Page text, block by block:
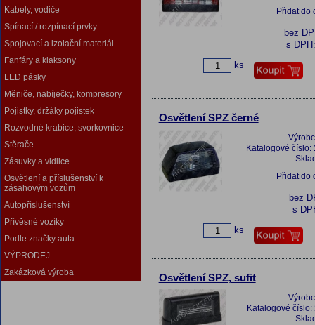
Kabely, vodiče
Spínací / rozpínací prvky
Spojovací a izolační materiál
Fanfáry a klaksony
LED pásky
Měniče, nabíječky, kompresory
Pojistky, držáky pojistek
Rozvodné krabice, svorkovnice
Stěrače
Zásuvky a vidlice
Osvětlení a příslušenství k
zásahovým vozům
Autopříslušenství
Přívěsné vozíky
Podle značky auta
VÝPRODEJ
Zakázková výroba
Přidat do
bez
s
ks
Osvětlení SPZ černé
Katalogové číslo:
Přidat do
bez
s
ks
Osvětlení SPZ, sufit
Katalogové číslo: